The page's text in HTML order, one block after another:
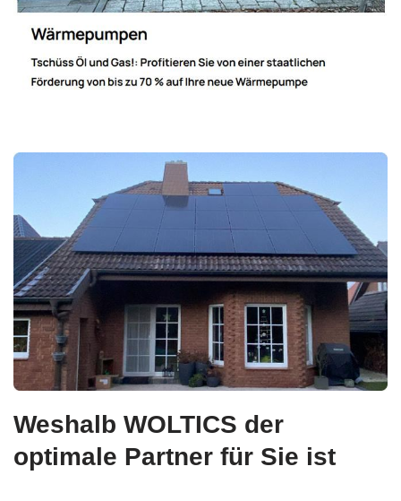
Weshalb WOLTICS der
optimale Partner für Sie ist